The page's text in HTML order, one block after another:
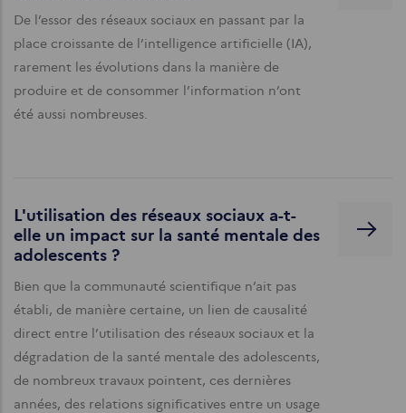
De l’essor des réseaux sociaux en passant par la
place croissante de l’intelligence artificielle (IA),
rarement les évolutions dans la manière de
produire et de consommer l’information n’ont
été aussi nombreuses.
L'utilisation des réseaux sociaux a-t-
elle un impact sur la santé mentale des
adolescents ?
Bien que la communauté scientifique n’ait pas
établi, de manière certaine, un lien de causalité
direct entre l’utilisation des réseaux sociaux et la
dégradation de la santé mentale des adolescents,
de nombreux travaux pointent, ces dernières
années, des relations significatives entre un usage